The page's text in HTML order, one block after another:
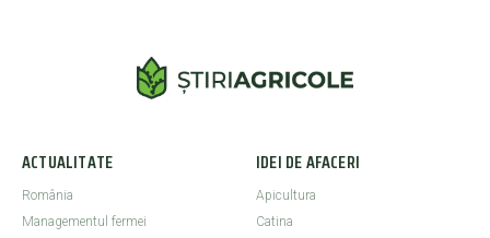
ACTUALITATE
România
Managementul fermei
IDEI DE AFACERI
Apicultura
Catina